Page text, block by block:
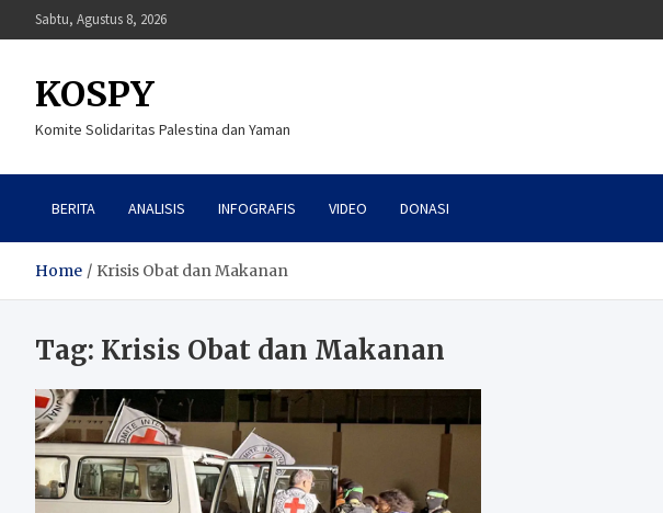
to
Sabtu, Agustus 8, 2026
KOSPY
Komite Solidaritas Palestina dan Yaman
BERITA ANALISIS INFOGRAFIS VIDEO DONASI
Home Krisis Obat dan Makanan
Tag: Krisis Obat dan Makanan